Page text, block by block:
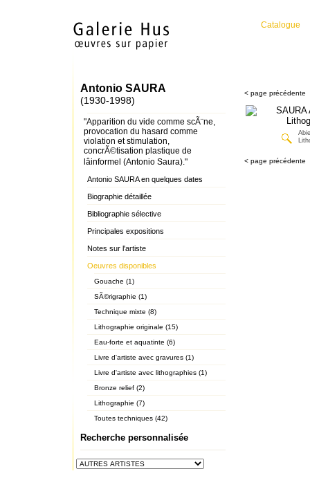
Catalogue
Antonio SAURA
(1930-1998)
"Apparition du vide comme scÃ¨ne,
provocation du hasard comme
violation et stimulation,
concrÃ©tisation plastique de
lâinformel (Antonio Saura)."
Antonio SAURA en quelques dates
Biographie détaillée
Bibliographie sélective
Principales expositions
Notes sur l'artiste
Oeuvres disponibles
Gouache (1)
SÃ©rigraphie (1)
Technique mixte (8)
Lithographie originale (15)
Eau-forte et aquatinte (6)
Livre d'artiste avec gravures (1)
Livre d'artiste avec lithographies (1)
Bronze relief (2)
Lithographie (7)
Toutes techniques (42)
Recherche personnalisée
< page précédente
< page précédente